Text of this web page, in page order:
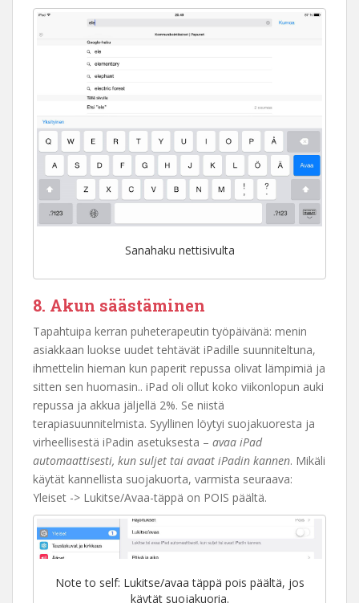
Sanahaku nettisivulta
8. Akun säästäminen
Tapahtuipa kerran puheterapeutin työpäivänä: menin
asiakkaan luokse uudet tehtävät iPadille suunniteltuna,
ihmettelin hieman kun paperit repussa olivat lämpimiä ja
sitten sen huomasin.. iPad oli ollut koko viikonlopun auki
repussa ja akkua jäljellä 2%. Se niistä
terapiasuunnitelmista. Syyllinen löytyi suojakuoresta ja
virheellisestä iPadin asetuksesta – avaa iPad
automaattisesti, kun suljet tai avaat iPadin kannen. Mikäli
käytät kannellista suojakuorta, varmista seuraava:
Yleiset -> Lukitse/Avaa-täppä on POIS päältä.
Note to self: Lukitse/avaa täppä pois päältä, jos
käytät suojakuoria.